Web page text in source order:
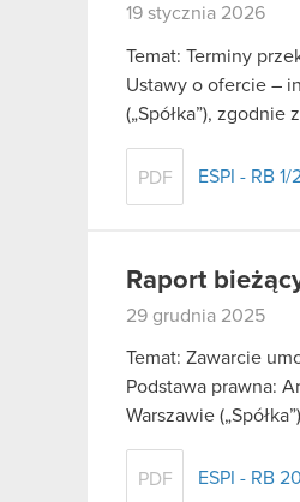
19 stycznia 2026
Temat: Terminy
Ustawy o ofercie –
(„Spółka”), zgodnie
PDF ESPI - RB
Raport
29 grudnia 2025
Temat: Zawarcie
Podstawa prawna:
Warszawie
PDF ESPI - RB